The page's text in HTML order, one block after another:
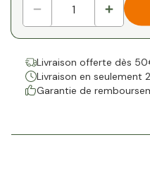
Livraison offerte dès
Livraison en seulement
Garantie de